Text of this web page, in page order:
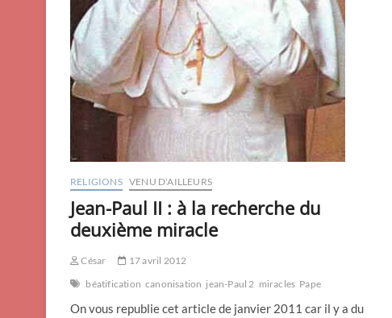
RELIGIONS VENU D'AILLEURS
Jean-Paul II : à la recherche du
deuxième miracle
César
17 avril 2012
béatification canonisation jean-Paul 2 miracles Pape
On vous republie cet article de janvier 2011 car il y a du